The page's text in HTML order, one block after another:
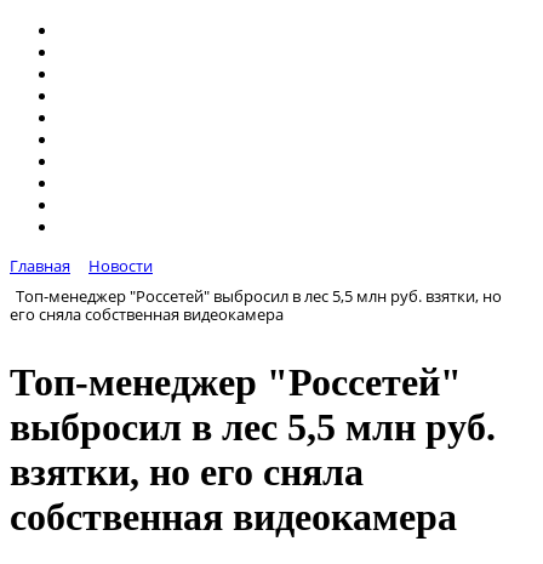
Главная
Новости
Топ-менеджер "Россетей" выбросил в лес 5,5 млн руб. взятки, но
его сняла собственная видеокамера
Топ-менеджер "Россетей"
выбросил в лес 5,5 млн руб.
взятки, но его сняла
собственная видеокамера